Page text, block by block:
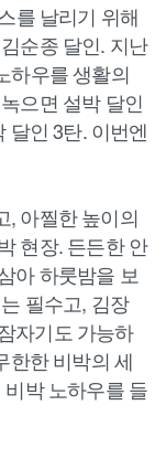
를 날리기 위해
순종 달인. 지난
하우를 생활의
으면 설박 달인
달인 3탄. 이번엔
, 아찔한 높이의
현장. 든든한 안
아 하룻밤을 보
필수고, 김장
자기도 가능하
한한 비박의 세
박 노하우를 들